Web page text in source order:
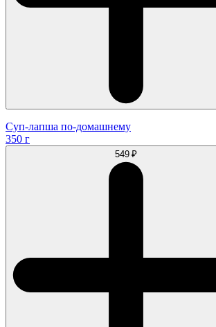
Суп-лапша по-домашнему
350 г
549 ₽